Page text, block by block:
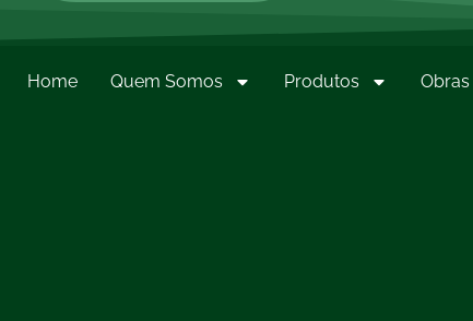
Home Quem Somos Produtos Obras